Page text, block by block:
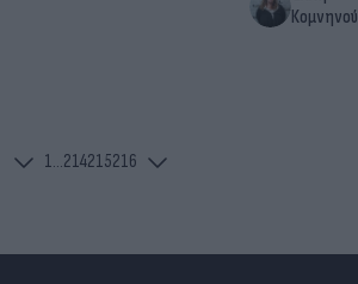
Κομνηνού
1...214215216